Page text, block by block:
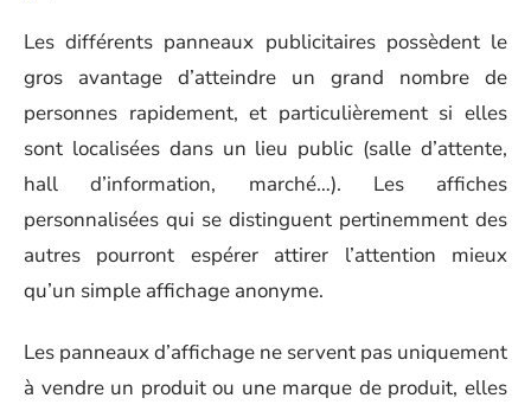
Les différents panneaux publicitaires possèdent le
gros avantage d’atteindre un grand nombre de
personnes rapidement, et particulièrement si elles
sont localisées dans un lieu public (salle d’attente,
hall d’information, marché…). Les affiches
personnalisées qui se distinguent pertinemment des
autres pourront espérer attirer l’attention mieux
qu’un simple affichage anonyme.
Les panneaux d’affichage ne servent pas uniquement
à vendre un produit ou une marque de produit, elles